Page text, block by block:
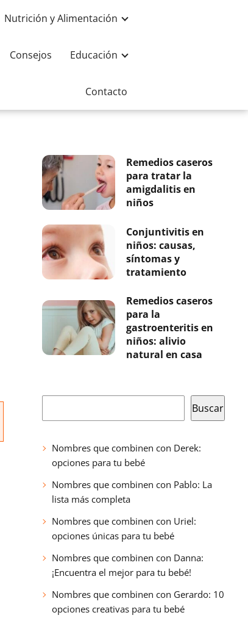
Nutrición y Alimentación
Consejos Educación
Contacto
Remedios caseros
para tratar la
amigdalitis en
niños
Conjuntivitis en
niños: causas,
síntomas y
tratamiento
Remedios caseros
para la
gastroenteritis en
niños: alivio
natural en casa
Buscar
Nombres que combinen con Derek:
opciones para tu bebé
Nombres que combinen con Pablo: La
lista más completa
Nombres que combinen con Uriel:
opciones únicas para tu bebé
Nombres que combinen con Danna:
¡Encuentra el mejor para tu bebé!
Nombres que combinen con Gerardo: 10
opciones creativas para tu bebé